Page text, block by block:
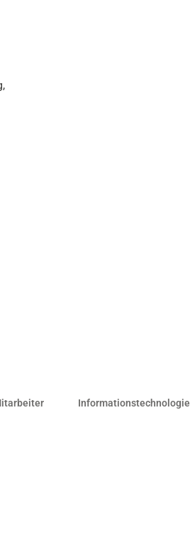
Informationstechnologie